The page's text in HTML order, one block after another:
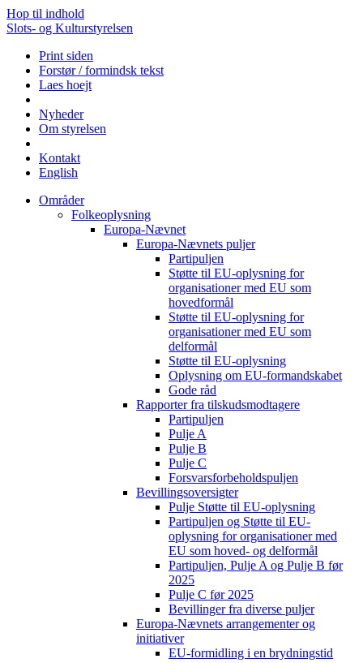
Hop til indhold
Slots- og Kulturstyrelsen
Print siden
Forstør / formindsk tekst
Laes hoejt
Nyheder
Om styrelsen
Kontakt
English
Områder
Folkeoplysning
Europa-Nævnet
Europa-Nævnets puljer
Partipuljen
Støtte til EU-oplysning for
organisationer med EU som
hovedformål
Støtte til EU-oplysning for
organisationer med EU som
delformål
Støtte til EU-oplysning
Oplysning om EU-formandskabet
Gode råd
Rapporter fra tilskudsmodtagere
Partipuljen
Pulje A
Pulje B
Pulje C
Forsvarsforbeholdspuljen
Bevillingsoversigter
Pulje Støtte til EU-oplysning
Partipuljen og Støtte til EU-
oplysning for organisationer med
EU som hoved- og delformål
Partipuljen, Pulje A og Pulje B før
2025
Pulje C før 2025
Bevillinger fra diverse puljer
Europa-Nævnets arrangementer og
initiativer
EU-formidling i en brydningstid